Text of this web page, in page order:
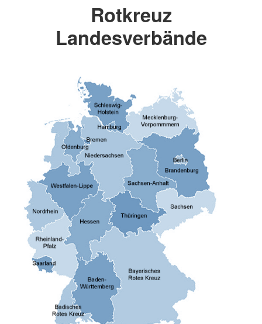
Rotkreuz
Landesverbände